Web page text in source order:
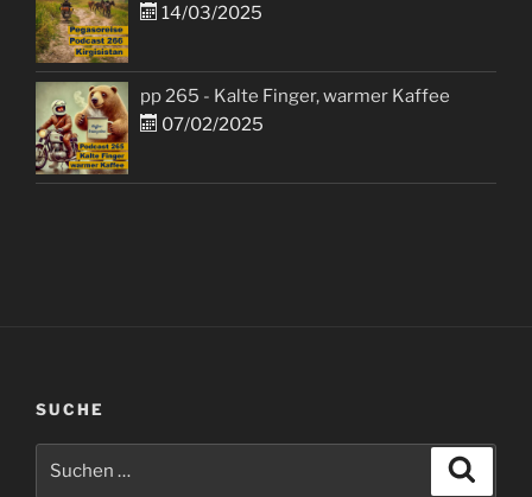
14/03/2025
pp 265 - Kalte Finger, warmer Kaffee
07/02/2025
SUCHE